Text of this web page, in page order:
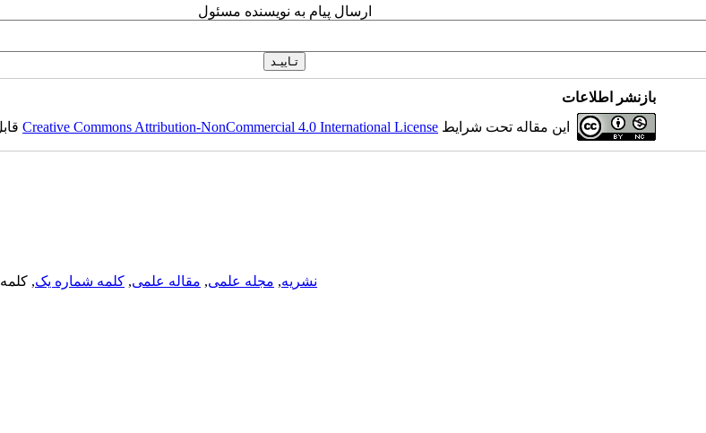
ارسال پیام به نویسنده مسئول
بازنشر اطلاعات
این مقاله تحت شرایط Creative Commons Attribution-NonCommercial 4.0 International License
نشریه, مجله علمی, مقاله علمی, کلمه شماره یک,